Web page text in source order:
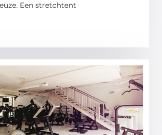
Een stretchtent